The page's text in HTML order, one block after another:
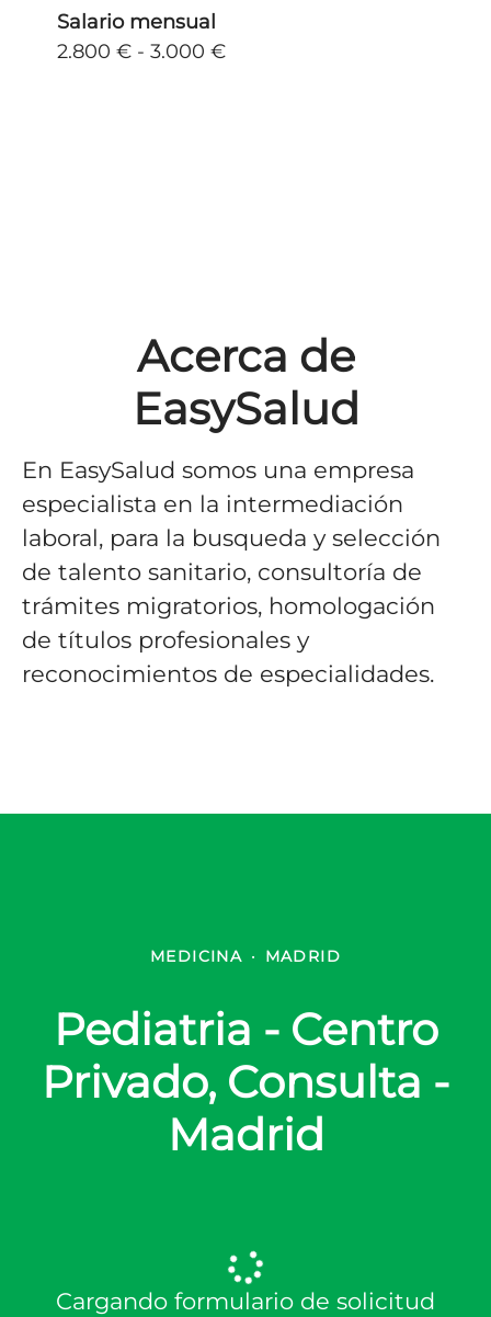
Salario mensual
2.800 € - 3.000 €
Acerca de
EasySalud
En EasySalud somos una empresa
especialista en la intermediación
laboral, para la busqueda y selección
de talento sanitario, consultoría de
trámites migratorios, homologación
de títulos profesionales y
reconocimientos de especialidades.
MEDICINA · MADRID
Pediatria - Centro
Privado, Consulta -
Madrid
Cargando formulario de solicitud